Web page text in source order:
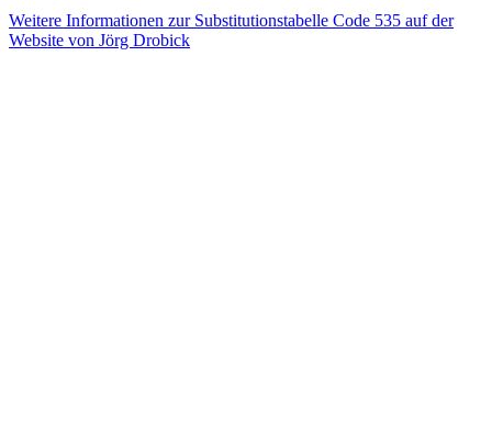
Weitere Informationen zur Substitutionstabelle Code 535 auf der
Website von Jörg Drobick